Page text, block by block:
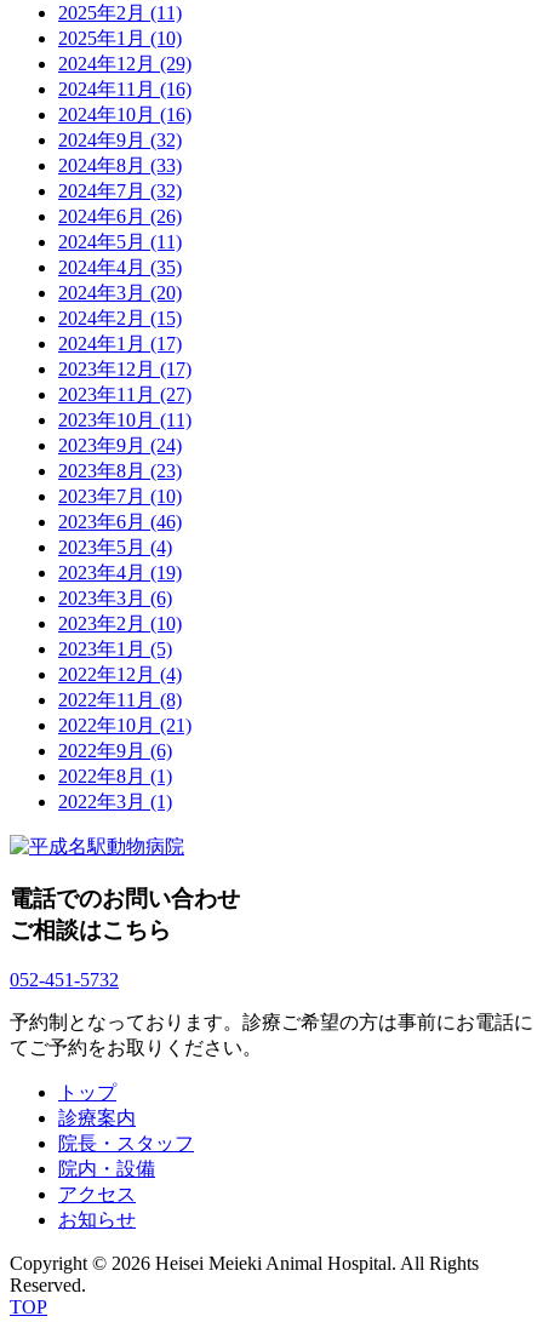
2025年2月 (11)
2025年1月 (10)
2024年12月 (29)
2024年11月 (16)
2024年10月 (16)
2024年9月 (32)
2024年8月 (33)
2024年7月 (32)
2024年6月 (26)
2024年5月 (11)
2024年4月 (35)
2024年3月 (20)
2024年2月 (15)
2024年1月 (17)
2023年12月 (17)
2023年11月 (27)
2023年10月 (11)
2023年9月 (24)
2023年8月 (23)
2023年7月 (10)
2023年6月 (46)
2023年5月 (4)
2023年4月 (19)
2023年3月 (6)
2023年2月 (10)
2023年1月 (5)
2022年12月 (4)
2022年11月 (8)
2022年10月 (21)
2022年9月 (6)
2022年8月 (1)
2022年3月 (1)
電話でのお問い合わせ
ご相談はこちら
052-451-5732
予約制となっております。診療ご希望の方は事前にお電話に
てご予約をお取りください。
トップ
診療案内
院長・スタッフ
院内・設備
アクセス
お知らせ
Copyright © 2026 Heisei Meieki Animal Hospital. All Rights
Reserved.
TOP